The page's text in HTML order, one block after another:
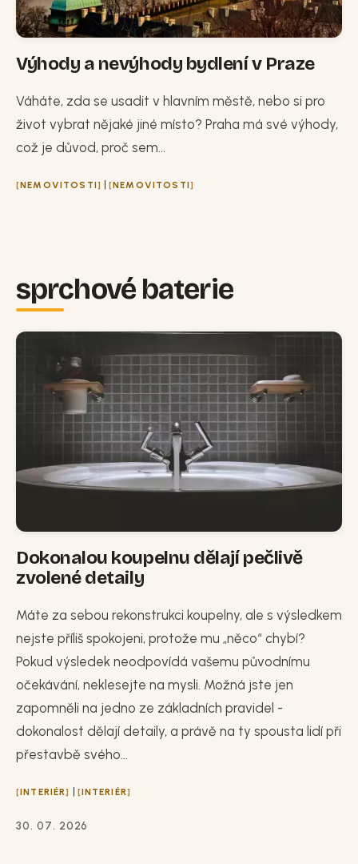
Výhody a nevýhody bydlení v Praze
Váháte, zda se usadit v hlavním městě, nebo si pro
život vybrat nějaké jiné místo? Praha má své výhody,
což je důvod, proč sem...
NEMOVITOSTI | NEMOVITOSTI
sprchové baterie
Dokonalou koupelnu dělají pečlivě
zvolené detaily
Máte za sebou rekonstrukci koupelny, ale s výsledkem
nejste příliš spokojeni, protože mu „něco“ chybí?
Pokud výsledek neodpovídá vašemu původnímu
očekávání, neklesejte na mysli. Možná jste jen
zapomněli na jedno ze základních pravidel -
dokonalost dělají detaily, a právě na ty spousta lidí při
přestavbě svého...
INTERIÉR | INTERIÉR
30. 07. 2026